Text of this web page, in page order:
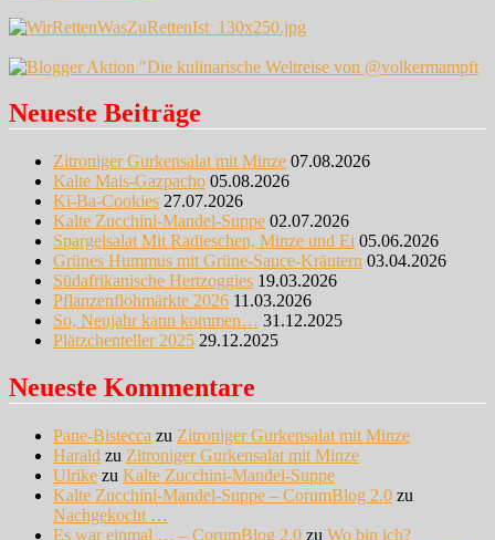
Neueste Beiträge
Zitroniger Gurkensalat mit Minze 07.08.2026
Kalte Mais-Gazpacho 05.08.2026
Ki-Ba-Cookies 27.07.2026
Kalte Zucchini-Mandel-Suppe 02.07.2026
Spargelsalat Mit Radieschen, Minze und Ei 05.06.2026
Grünes Hummus mit Grüne-Sauce-Kräutern 03.04.2026
Südafrikanische Hertzoggies 19.03.2026
Pflanzenflohmärkte 2026 11.03.2026
So, Neujahr kann kommen… 31.12.2025
Plätzchenteller 2025 29.12.2025
Neueste Kommentare
Pane-Bistecca zu Zitroniger Gurkensalat mit Minze
Harald zu Zitroniger Gurkensalat mit Minze
Ulrike zu Kalte Zucchini-Mandel-Suppe
Kalte Zucchini-Mandel-Suppe – CorumBlog 2.0 zu
Nachgekocht …
Es war einmal … – CorumBlog 2.0 zu Wo bin ich?